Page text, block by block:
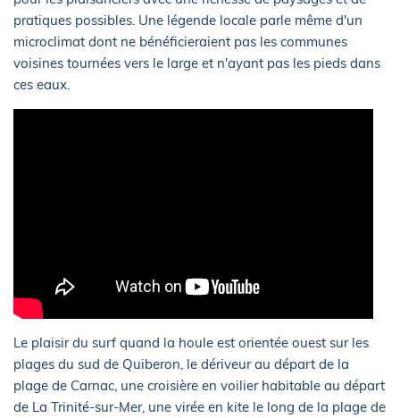
pratiques possibles. Une légende locale parle même d'un
microclimat dont ne bénéficieraient pas les communes
voisines tournées vers le large et n'ayant pas les pieds dans
ces eaux.
Le plaisir du surf quand la houle est orientée ouest sur les
plages du sud de Quiberon, le dériveur au départ de la
plage de Carnac, une croisière en voilier habitable au départ
de La Trinité-sur-Mer, une virée en kite le long de la plage de